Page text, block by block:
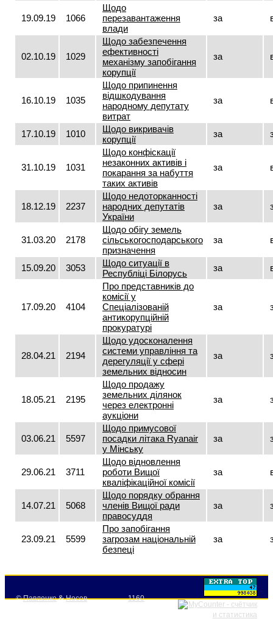
19.09.19 1066
Щодо
перезавантаження
влади
за
02.10.19 1029
Щодо забезпечення
ефективності
механізму запобігання
корупції
за
16.10.19 1035
Щодо припинення
відшкодування
народному депутату
витрат
за
17.10.19 1010
Щодо викривачів
корупції
за
31.10.19 1031
Щодо конфіскації
незаконних активів і
покарання за набуття
таких активів
за
18.12.19 2237
Щодо недоторканності
народних депутатів
України
за
31.03.20 2178
Щодо обігу земель
сільськогосподарського
призначення
за
15.09.20 3053
Щодо ситуації в
Республіці Білорусь
за
17.09.20 4104
Про представників до
комісії у
Спеціалізованій
антикорупційній
прокуратурі
за
28.04.21 2194
Щодо удосконалення
системи управління та
дерегуляції у сфері
земельних відносин
за
18.05.21 2195
Щодо продажу
земельних ділянок
через електронні
аукціони
за
03.06.21 5597
Щодо примусової
посадки літака Ryаnair
у Мінську
за
29.06.21 3711
Щодо відновлення
роботи Вищої
кваліфікаційної комісії
за
14.07.21 5068
Щодо порядку обрання
членів Вищої ради
правосуддя
за
23.09.21 5599
Про запобігання
загрозам національній
безпеці
за
©Павленко&Носов 1160